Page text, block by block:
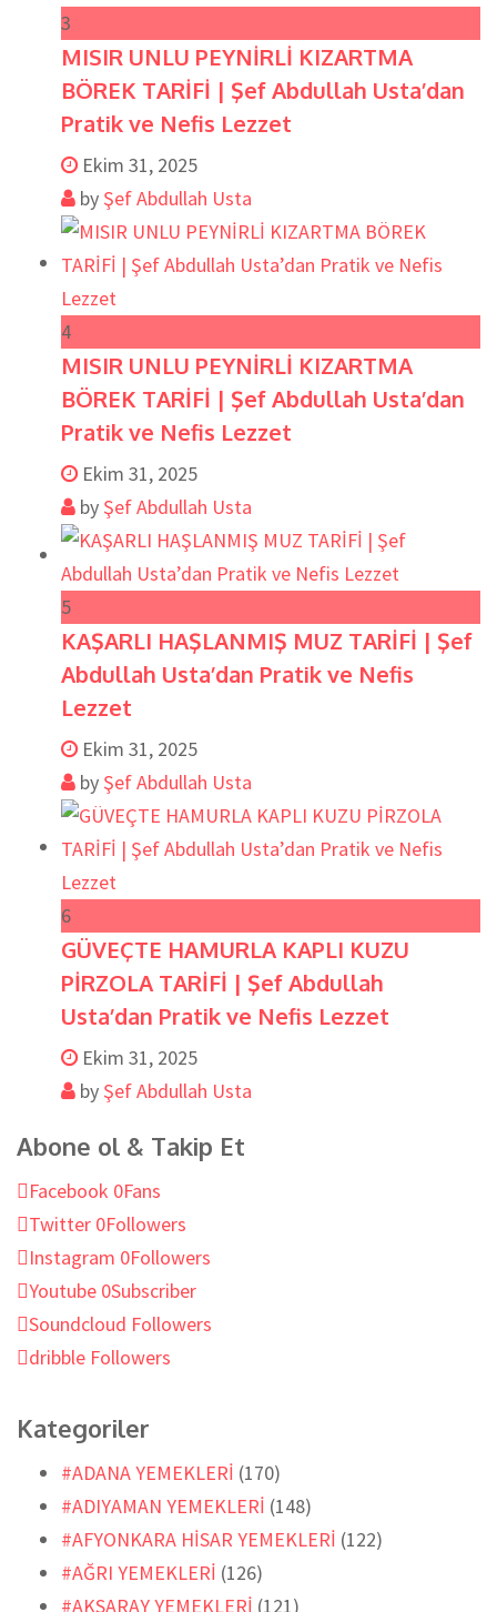
3
MISIR UNLU PEYNİRLİ KIZARTMA
BÖREK TARİFİ | Şef Abdullah Usta’dan
Pratik ve Nefis Lezzet
Ekim 31, 2025
by Şef Abdullah Usta
4
MISIR UNLU PEYNİRLİ KIZARTMA
BÖREK TARİFİ | Şef Abdullah Usta’dan
Pratik ve Nefis Lezzet
Ekim 31, 2025
by Şef Abdullah Usta
5
KAŞARLI HAŞLANMIŞ MUZ TARİFİ | Şef
Abdullah Usta’dan Pratik ve Nefis
Lezzet
Ekim 31, 2025
by Şef Abdullah Usta
6
GÜVEÇTE HAMURLA KAPLI KUZU
PİRZOLA TARİFİ | Şef Abdullah
Usta’dan Pratik ve Nefis Lezzet
Ekim 31, 2025
by Şef Abdullah Usta
Abone ol & Takip Et
Facebook 0Fans
Twitter 0Followers
Instagram 0Followers
Youtube 0Subscriber
Soundcloud Followers
dribble Followers
Kategoriler
#ADANA YEMEKLERİ (170)
#ADIYAMAN YEMEKLERİ (148)
#AFYONKARA HİSAR YEMEKLERİ (122)
#AĞRI YEMEKLERİ (126)
#AKSARAY YEMEKLERİ (121)